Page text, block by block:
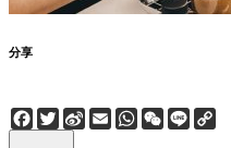
分享
Facebook
Twitter
Sina
Weibo
EmailWhatsApp
WeChat
Line